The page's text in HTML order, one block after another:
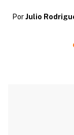
Por Julio